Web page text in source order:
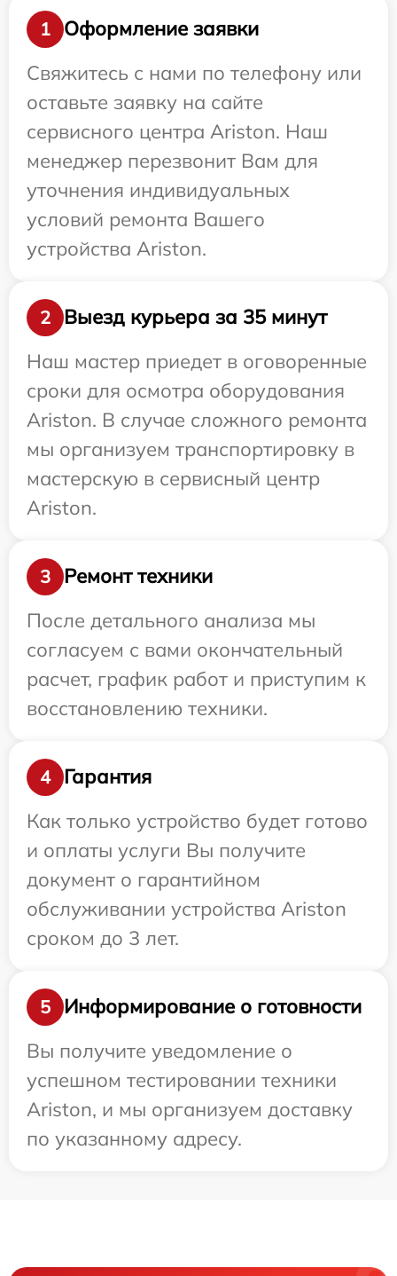
1
Оформление заявки
Свяжитесь с нами по телефону или
оставьте заявку на сайте
сервисного центра Ariston. Наш
менеджер перезвонит Вам для
уточнения индивидуальных
условий ремонта Вашего
устройства Ariston.
2
Выезд курьера за 35 минут
Наш мастер приедет в оговоренные
сроки для осмотра оборудования
Ariston. В случае сложного ремонта
мы организуем транспортировку в
мастерскую в сервисный центр
Ariston.
3
Ремонт техники
После детального анализа мы
согласуем с вами окончательный
расчет, график работ и приступим к
восстановлению техники.
4
Гарантия
Как только устройство будет готово
и оплаты услуги Вы получите
документ о гарантийном
обслуживании устройства Ariston
сроком до 3 лет.
5
Информирование о готовности
Вы получите уведомление о
успешном тестировании техники
Ariston, и мы организуем доставку
по указанному адресу.